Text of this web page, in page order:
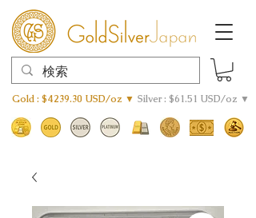
Gold : $4239.30 USD/oz ▼ Silver : $61.51 USD/oz ▼